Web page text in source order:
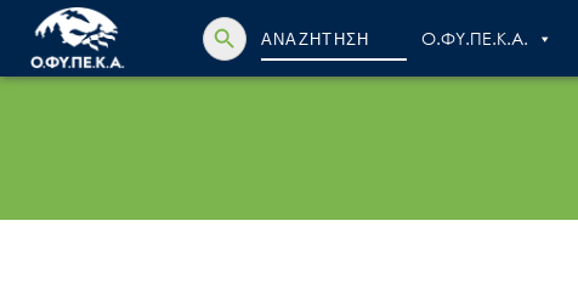
Search
for:
Search Button
Ο.ΦΥ.ΠΕ.Κ.Α.